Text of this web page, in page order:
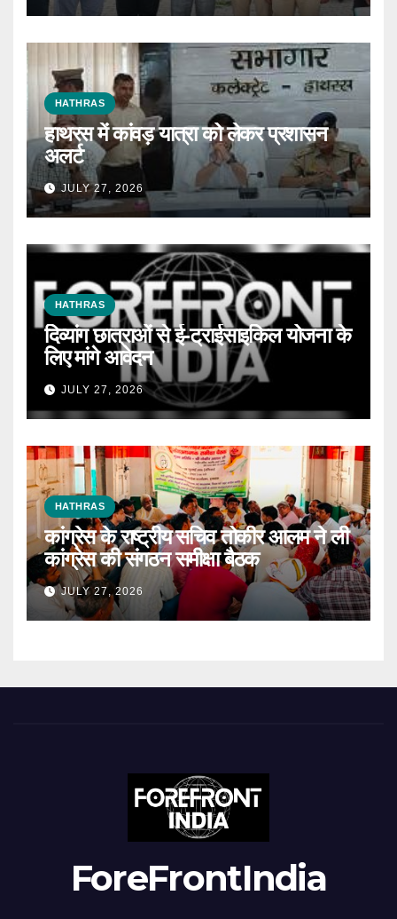
HATHRAS
हाथरस में कांवड़ यात्रा को लेकर प्रशासन
अलर्ट
JULY 27, 2026
HATHRAS
दिव्यांग छात्राओं से ई-ट्राईसाइकिल योजना के
लिए मांगे आवेदन
JULY 27, 2026
HATHRAS
कांग्रेस के राष्ट्रीय सचिव तोकीर आलम ने ली
कांग्रेस की संगठन समीक्षा बैठक
JULY 27, 2026
ForeFrontIndia